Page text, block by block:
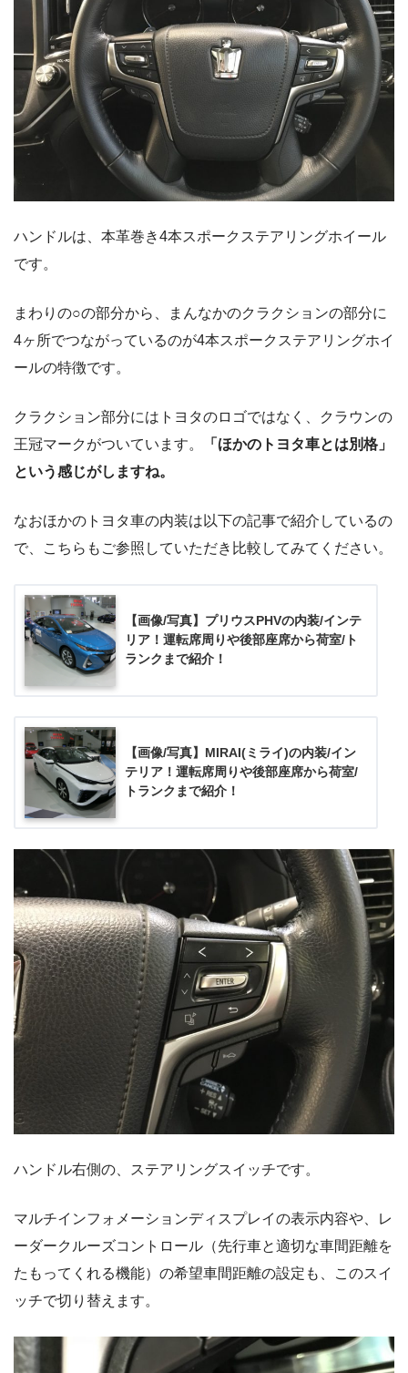
ハンドルは、本革巻き4本スポークステアリングホイール
です。
まわりの○の部分から、まんなかのクラクションの部分に
4ヶ所でつながっているのが4本スポークステアリングホイ
ールの特徴です。
クラクション部分にはトヨタのロゴではなく、クラウンの
王冠マークがついています。
「ほかのトヨタ車とは別格」
という感じがしますね。
なおほかのトヨタ車の内装は以下の記事で紹介しているの
で、こちらもご参照していただき比較してみてください。
【画像/写真】プリウスPHVの内装/インテ
リア！運転席周りや後部座席から荷室/ト
ランクまで紹介！
【画像/写真】MIRAI(ミライ)の内装/イン
テリア！運転席周りや後部座席から荷室/
トランクまで紹介！
ハンドル右側の、ステアリングスイッチです。
マルチインフォメーションディスプレイの表示内容や、レ
ーダークルーズコントロール（先行車と適切な車間距離を
たもってくれる機能）の希望車間距離の設定も、このスイ
ッチで切り替えます。